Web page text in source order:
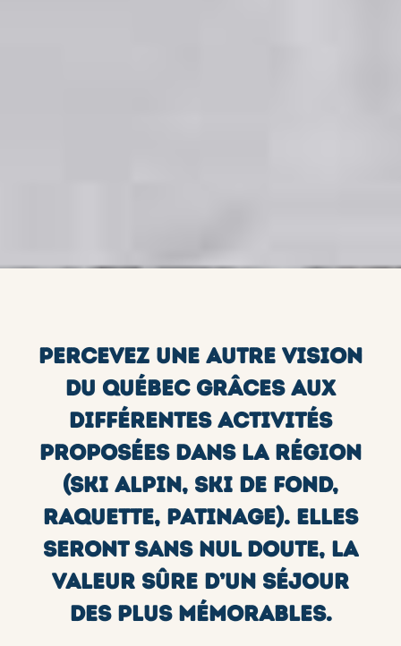
PERCEVEZ UNE AUTRE VISION
DU QUÉBEC GRÂCES AUX
DIFFÉRENTES ACTIVITÉS
PROPOSÉES DANS LA RÉGION
(SKI ALPIN, SKI DE FOND,
RAQUETTE, PATINAGE). ELLES
SERONT SANS NUL DOUTE, LA
VALEUR SÛRE D’UN SÉJOUR
DES PLUS MÉMORABLES.